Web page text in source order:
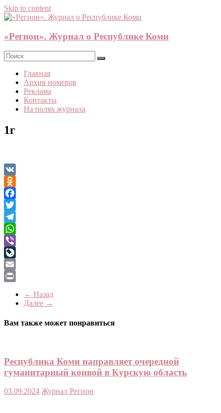
Skip to content
«Регион». Журнал о Республике Коми
Главная
Архив номеров
Реклама
Контакты
На полях журнала
1г
VK
Odnoklassniki
Facebook
Twitter
Telegram
WhatsApp
Viber
LiveJournal
Email
← Назад
Далее →
Вам также может понравиться
Республика Коми направляет очередной
гуманитарный конвой в Курскую область
03.09.2024 Журнал Регион